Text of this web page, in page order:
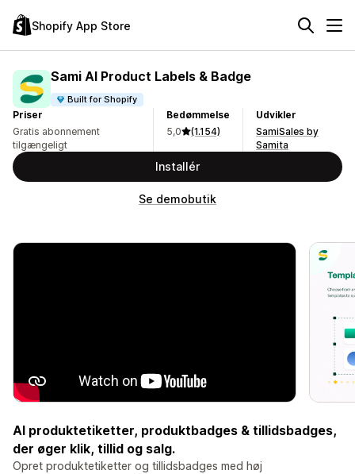
Shopify App Store
Sami AI Product Labels & Badge
Built for Shopify
Priser
Gratis abonnement
tilgængeligt
Bedømmelse
5,0
(1.154)
Udvikler
SamiSales by
Samita
Installér
Se demobutik
AI produktetiketter, produktbadges & tillidsbadges,
der øger klik, tillid og salg.
Opret produktetiketter og tillidsbadges med høj